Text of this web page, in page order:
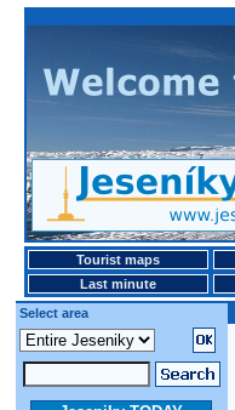
Tourist maps
Last minute
Select area